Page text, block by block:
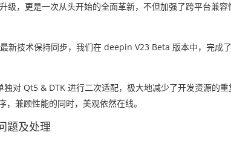
，更是一次从头开始的全面革新，不但加强了跨平台兼
新技术保持同步，我们在 deepin V23 Beta 版本中，完成
对 Qt5 & DTK 进行二次适配，极大地减少了开发资源的
兼顾性能的同时，美观依然在线。
题及处理